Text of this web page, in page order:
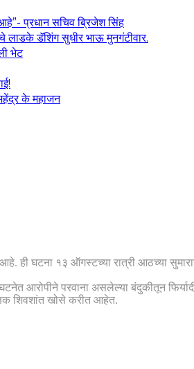
प्रधान सचिव ब्रिजेश सिंह
लाडके डॅशिंग सुधीर भाऊ मुनगंटीवार.
भेट
के महाजन
ही घटना १३ ऑगस्टच्या रात्री आठच्या
आरोपीने परवाना असलेल्या बंदुकीतून
शिवशांत खोसे करीत आहेत.